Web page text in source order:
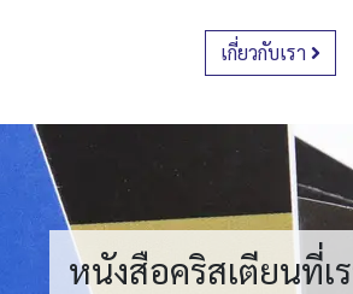
เกี่ยวกับเรา
หนังสือคริสเตียนที่เ